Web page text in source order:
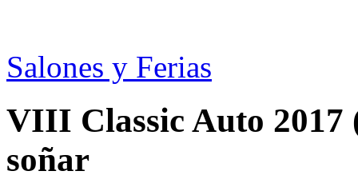
Salones y Ferias
VIII Classic Auto 2017
soñar